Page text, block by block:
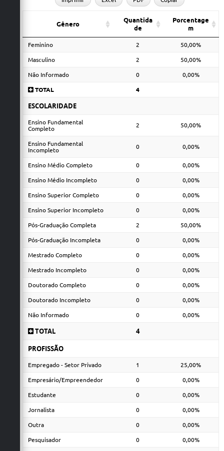
Gênero
Quantida
de
Porcentage
m
Feminino 2 50,00%
Masculino 2 50,00%
Não Informado 0 0,00%
TOTAL 4
ESCOLARIDADE
Ensino Fundamental
Completo
2 50,00%
Ensino Fundamental
Incompleto
0 0,00%
Ensino Médio Completo 0 0,00%
Ensino Médio Incompleto 0 0,00%
Ensino Superior Completo 0 0,00%
Ensino Superior Incompleto 0 0,00%
Pós-Graduação Completa 2 50,00%
Pós-Graduação Incompleta 0 0,00%
Mestrado Completo 0 0,00%
Mestrado Incompleto 0 0,00%
Doutorado Completo 0 0,00%
Doutorado Incompleto 0 0,00%
Não Informado 0 0,00%
TOTAL
4
PROFISSÃO
Empregado - Setor Privado 1 25,00%
Empresário/Empreendedor 0 0,00%
Estudante 0 0,00%
Jornalista 0 0,00%
Outra 0 0,00%
Pesquisador 0 0,00%